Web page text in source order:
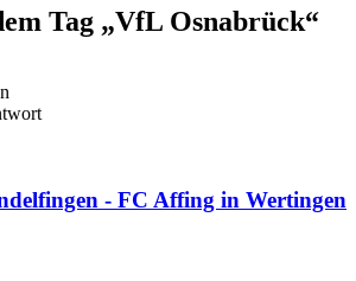
Tag „VfL Osnabrück“
- FC Affing in Wertingen